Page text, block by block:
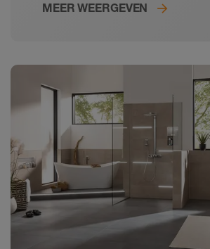
Schlüter-Systems mocht aan
voor afdichting, verwarming,
accentverlichting en
randbescherming.
MEER WEERGEVEN